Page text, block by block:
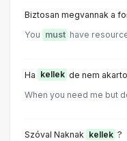
Biztosan megvannak a
You must have
Ha kellek de nem
When you need me but
Szóval Naknak kellek ?